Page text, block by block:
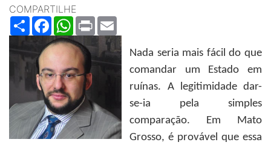
COMPARTILHE
ShareFacebookWhatsApp
Print
Nada seria mais fácil do que
comandar um Estado em
ruínas. A legitimidade dar-
se-ia pela simples
comparação. Em Mato
Grosso, é provável que essa